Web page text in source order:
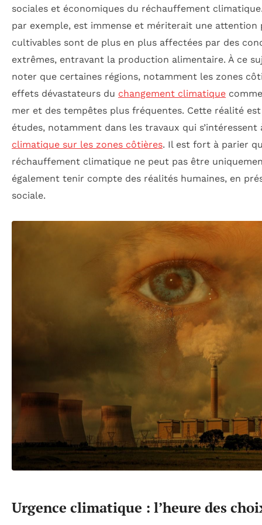
sociales et économiques du réchauffement
par exemple, est immense et mériterait une attention
cultivables sont de plus en plus affectées par des
extrêmes, entravant la production alimentaire. À ce
noter que certaines régions, notamment les zones
effets dévastateurs du changement climatique
mer et des tempêtes plus fréquentes. Cette réalité
études, notamment dans les travaux qui s’intéressent
climatique sur les zones côtières. Il est fort à parier
réchauffement climatique ne peut pas être
également tenir compte des réalités humaines, en
sociale.
Urgence climatique : l’heure des